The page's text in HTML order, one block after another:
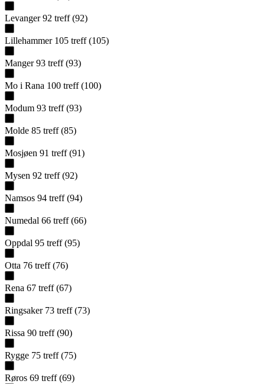
Levanger 92 treff (92)
Lillehammer 105 treff (105)
Manger 93 treff (93)
Mo i Rana 100 treff (100)
Modum 93 treff (93)
Molde 85 treff (85)
Mosjøen 91 treff (91)
Mysen 92 treff (92)
Namsos 94 treff (94)
Numedal 66 treff (66)
Oppdal 95 treff (95)
Otta 76 treff (76)
Rena 67 treff (67)
Ringsaker 73 treff (73)
Rissa 90 treff (90)
Rygge 75 treff (75)
Røros 69 treff (69)